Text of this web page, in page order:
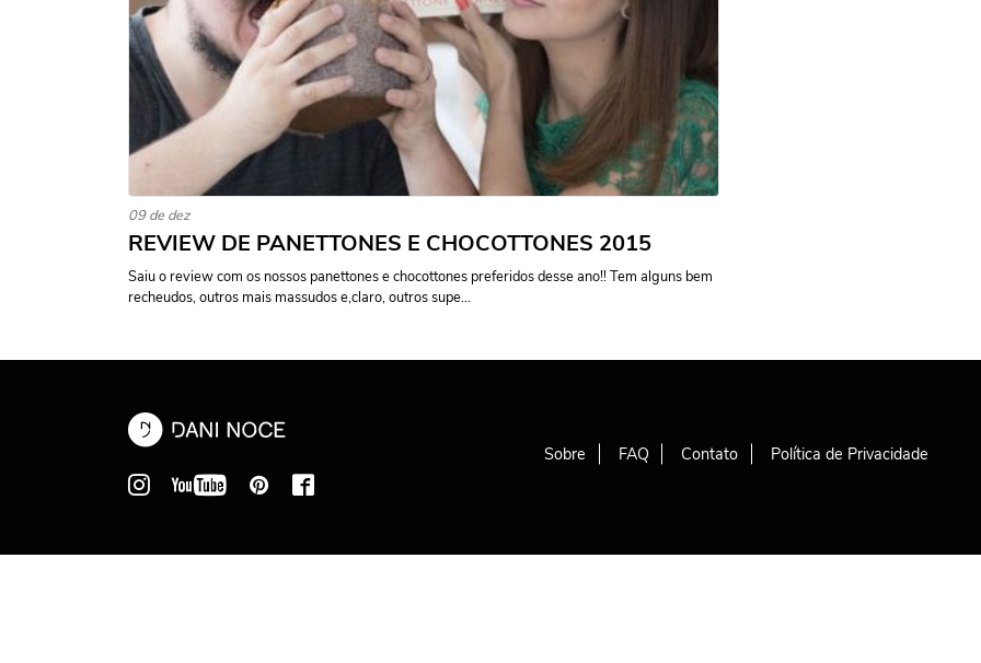
09 de dez
REVIEW DE PANETTONES E CHOCOTTONES 2015
Saiu o review com os nossos panettones e chocottones preferidos desse ano!! Tem alguns bem
recheudos, outros mais massudos e,claro, outros supe...
Sobre FAQ Contato Política de Privacidade